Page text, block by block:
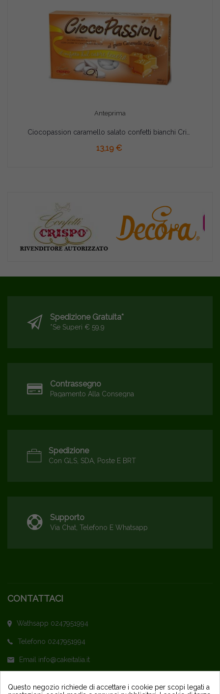
Anteprima
13,19 €
Spedizione Gratuita*
*se Superi € 59,9
Contrassegno
Pagamento Alla Consegna
Spedizione
Con GLS, SDA, Poste E BRT
Supporto
Via Chat, Telefono E Whatsapp
CONTATTACI
Wathsapp 0247951994
Telefono 0247951994
Email info@cakeitalia.it
Questo negozio richiede di accettare i cookie per scopi legati a